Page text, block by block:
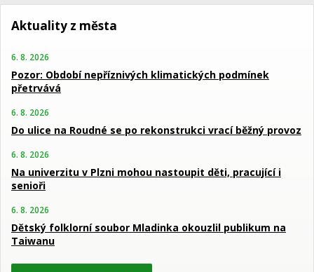
Aktuality z města
6. 8. 2026
Pozor: Období nepříznivých klimatických podmínek
přetrvává
6. 8. 2026
Do ulice na Roudné se po rekonstrukci vrací běžný provoz
6. 8. 2026
Na univerzitu v Plzni mohou nastoupit děti, pracující i
senioři
6. 8. 2026
Dětský folklorní soubor Mladinka okouzlil publikum na
Taiwanu